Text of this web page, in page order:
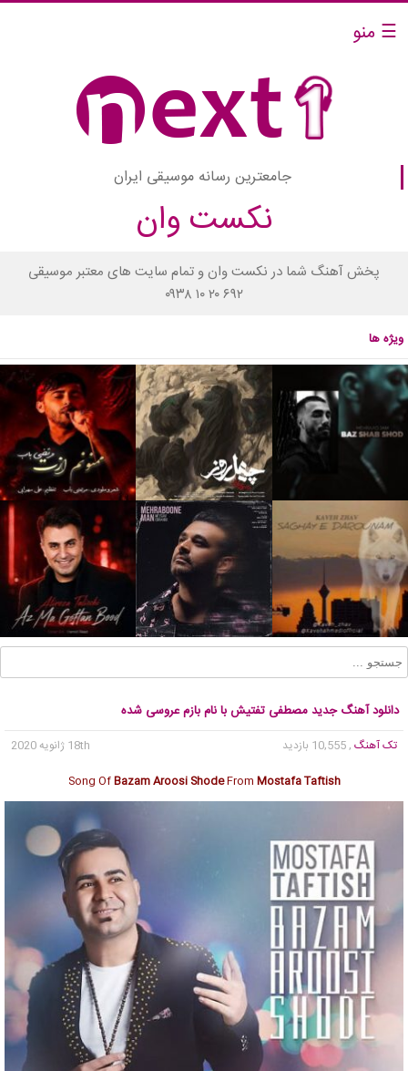
☰ منو
جامعترین رسانه موسیقی ایران
نکست وان
پخش آهنگ شما در نکست وان و تمام سایت های معتبر موسیقی
۰۹۳۸ ۱۰ ۲۰ ۶۹۲
ویژه ها
دانلود آهنگ جدید مصطفی تفتیش با نام بازم عروسی شده
تک آهنگ , 10,555 بازدید
18th ژانویه 2020
Song OfBazam Aroosi ShodeFrom Mostafa Taftish